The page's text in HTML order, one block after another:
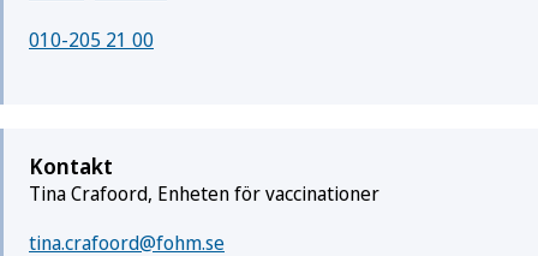
010-205 21 00
Kontakt
Tina Crafoord, Enheten för vaccinationer
tina.crafoord@fohm.se